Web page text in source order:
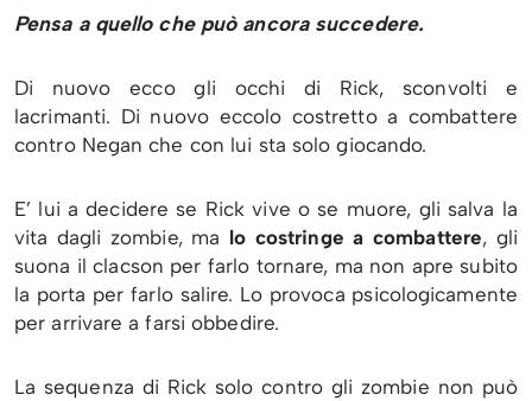
Pensa a quello che può ancora succedere.
Di nuovo ecco gli occhi di Rick, sconvolti e
lacrimanti. Di nuovo eccolo costretto a combattere
contro Negan che con lui sta solo giocando.
E’ lui a decidere se Rick vive o se muore, gli salva la
vita dagli zombie, ma lo costringe a combattere, gli
suona il clacson per farlo tornare, ma non apre subito
la porta per farlo salire. Lo provoca psicologicamente
per arrivare a farsi obbedire.
La sequenza di Rick solo contro gli zombie non può